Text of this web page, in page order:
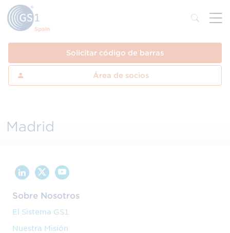
Solicitar código de barras
Área de socios
Madrid
Sobre Nosotros
El Sistema GS1
Nuestra Misión